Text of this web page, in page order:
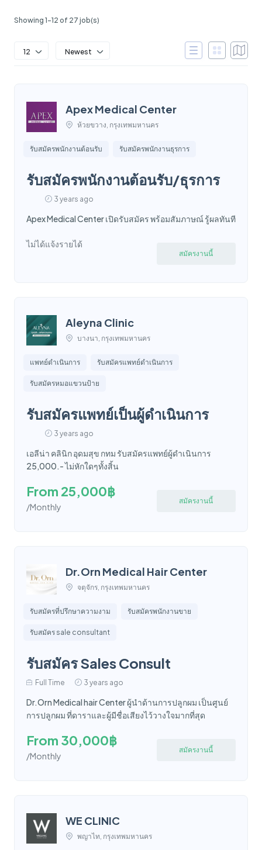
Showing 1-12 of 27 job(s)
12 Newest
Apex Medical Center
ห้วยขวาง, กรุงเทพมหานคร
รับสมัครพนักงานต้อนรับ รับสมัครพนักงานธุรการ
รับสมัครพนักงานต้อนรับ/ธุรการ
3 years ago
Apex Medical Center เปิดรับสมัคร พร้อมสัมภาษณ์ รู้ผลทันที
ไม่ได้แจ้งรายได้
สมัครงานนี้
Aleyna Clinic
บางนา, กรุงเทพมหานคร
แพทย์ดำเนินการ รับสมัครแพทย์ดำเนินการ
รับสมัครหมอแขวนป้าย
รับสมัครแพทย์เป็นผู้ดำเนินการ
3 years ago
เอลีน่า คลินิก อุดมสุข กทม รับสมัครแพทย์ผู้ดำเนินการ
25,000.- ไม่หักใดๆทั้งสิ้น
From 25,000฿
/Monthly
สมัครงานนี้
Dr.Orn Medical Hair Center
จตุจักร, กรุงเทพมหานคร
รับสมัครที่ปรึกษาความงาม รับสมัครพนักงานขาย
รับสมัคร sale consultant
รับสมัคร Sales Consult
Full Time 3 years ago
Dr.Orn Medical hair Center ผู้นำด้านการปลูกผม เป็นศูนย์
การปลูกผม ที่ดาราและผู้มีชื่อเสียงไว้วางใจมากที่สุด
From 30,000฿
/Monthly
สมัครงานนี้
WE CLINIC
พญาไท, กรุงเทพมหานคร